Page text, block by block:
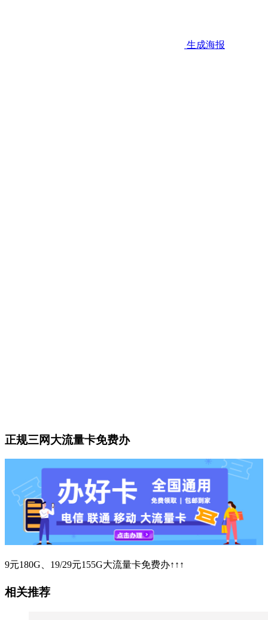
生成海报
正规三网大流量卡免费办
9元180G、19/29元155G大流量卡免费办↑↑↑
相关推荐